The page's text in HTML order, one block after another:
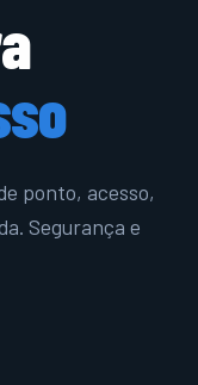
ponto, acesso,
Segurança e